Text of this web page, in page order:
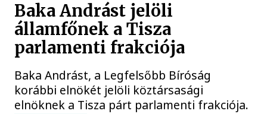
Baka Andrást jelöli
államfőnek a Tisza
parlamenti frakciója
Baka Andrást, a Legfelsőbb Bíróság
korábbi elnökét jelöli köztársasági
elnöknek a Tisza párt parlamenti frakciója.